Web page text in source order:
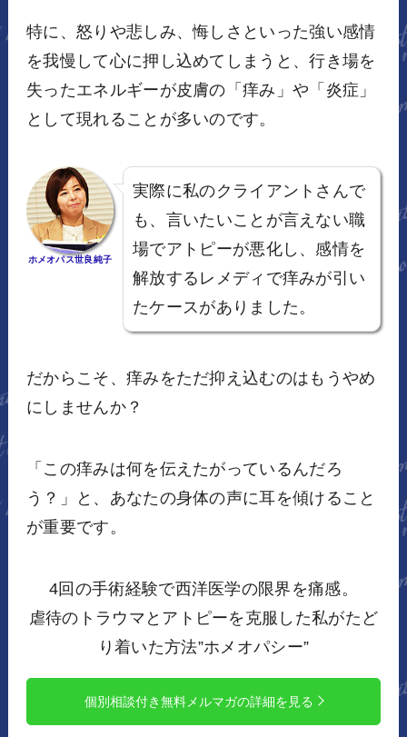
特に、怒りや悲しみ、悔しさといった強い感情
を我慢して心に押し込めてしまうと、行き場を
失ったエネルギーが皮膚の「痒み」や「炎症」
として現れることが多いのです。
ホメオパス世良純子
実際に私のクライアントさんで
も、言いたいことが言えない職
場でアトピーが悪化し、感情を
解放するレメディで痒みが引い
たケースがありました。
だからこそ、痒みをただ抑え込むのはもうやめ
にしませんか？
「この痒みは何を伝えたがっているんだろ
う？」と、あなたの身体の声に耳を傾けること
が重要です。
4回の手術経験で西洋医学の限界を痛感。
虐待のトラウマとアトピーを克服した私がたど
り着いた方法”ホメオパシー”
個別相談付き無料メルマガの詳細を見る